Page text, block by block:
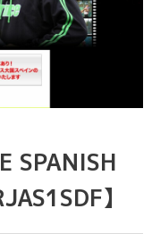
SPANISH
】